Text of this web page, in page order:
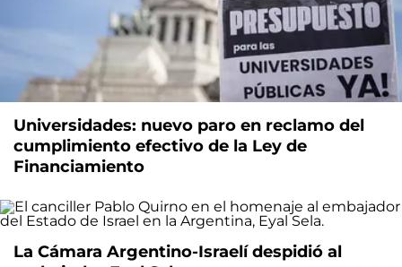
Universidades: nuevo paro en reclamo del
cumplimiento efectivo de la Ley de
Financiamiento
La Cámara Argentino-Israelí despidió al